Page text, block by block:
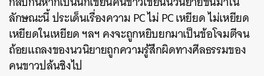
ลักษณะนี้ ประเด็นเรื่องความ PC ไม่ PC เหยียด ไม่เหยียด
เหยียดในเหยียด ฯลฯ คงจะถูกหยิบยกมาเป็นข้อโจมตีจน
ถ้อยแถลงของนวนิยายถูกความรู้สึกผิดทางศีลธรรมของ
คนขาวปล้นชิงไป